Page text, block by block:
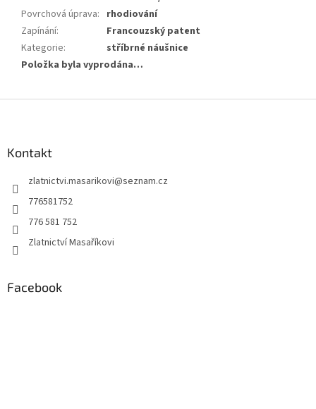
Povrchová úprava: rhodiování
Zapínání:
Francouzský patent
Kategorie:
stříbrné náušnice
Položka byla vyprodána…
Kontakt
zlatnictvi.masarikovi@seznam.cz
776581752
776 581 752
Zlatnictví Masaříkovi
Facebook